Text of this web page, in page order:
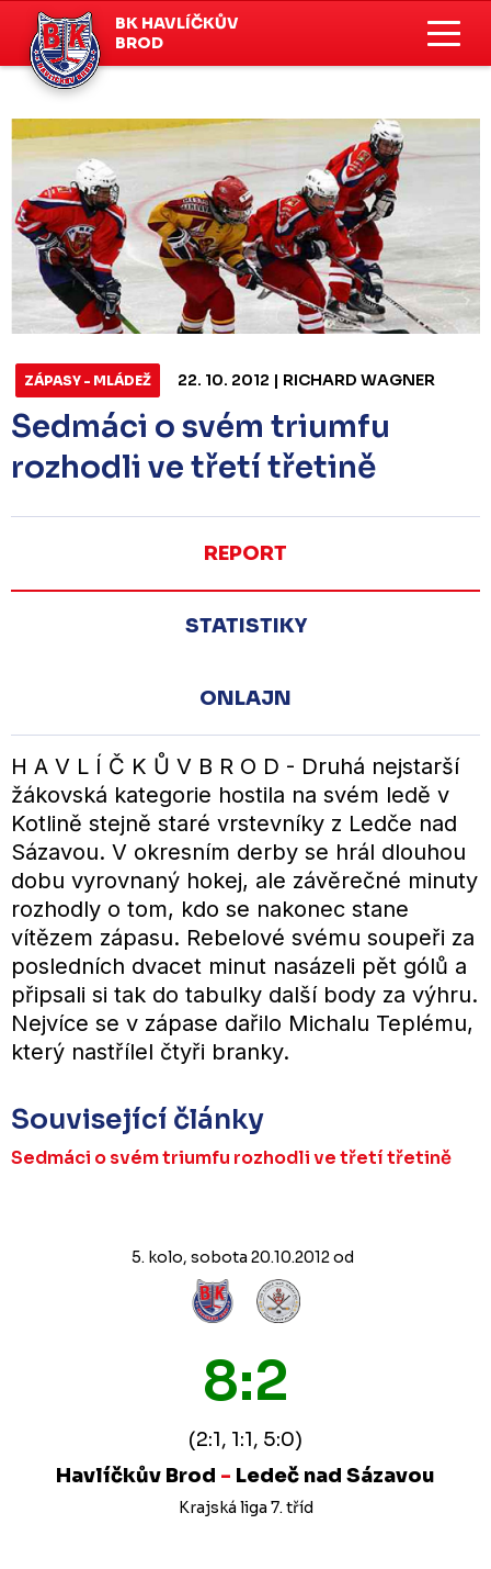
BK HAVLÍČKŮV
BROD
ZÁPASY - MLÁDEŽ 22. 10. 2012 | RICHARD WAGNER
Sedmáci o svém triumfu
rozhodli ve třetí třetině
REPORT
STATISTIKY
ONLAJN
H A V L Í Č K Ů V B R O D - Druhá nejstarší
žákovská kategorie hostila na svém ledě v
Kotlině stejně staré vrstevníky z Ledče nad
Sázavou. V okresním derby se hrál dlouhou
dobu vyrovnaný hokej, ale závěrečné minuty
rozhodly o tom, kdo se nakonec stane
vítězem zápasu. Rebelové svému soupeři za
posledních dvacet minut nasázeli pět gólů a
připsali si tak do tabulky další body za výhru.
Nejvíce se v zápase dařilo Michalu Teplému,
který nastřílel čtyři branky.
Související články
Sedmáci o svém triumfu rozhodli ve třetí třetině
5. kolo, sobota 20.10.2012 od
8:2
(2:1, 1:1, 5:0)
Havlíčkův Brod - Ledeč nad Sázavou
Krajská liga 7. tříd